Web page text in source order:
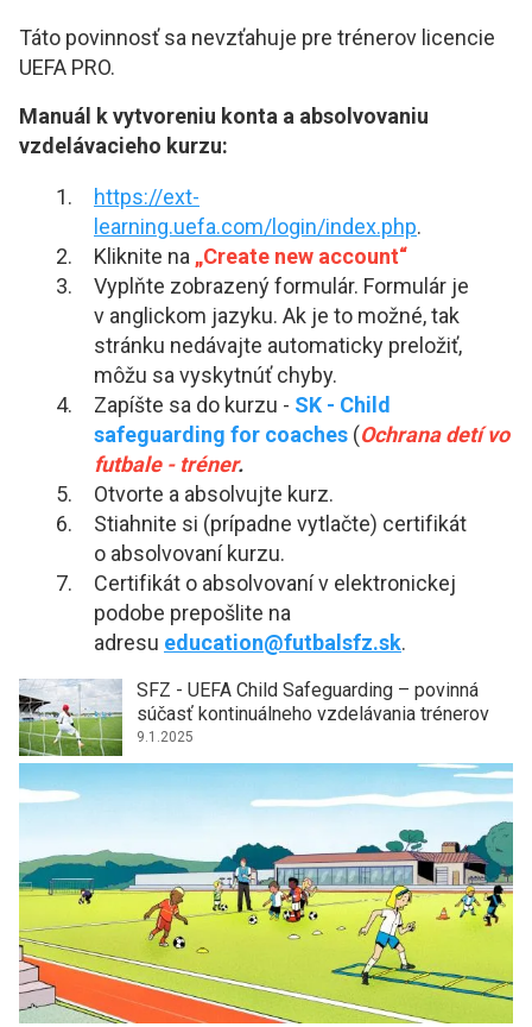
Táto povinnosť sa nevzťahuje pre trénerov licencie
UEFA PRO.
Manuál k vytvoreniu konta a absolvovaniu
vzdelávacieho kurzu:
https://ext-
learning.uefa.com/login/index.php.
Kliknite na „Create new account“
Vyplňte zobrazený formulár. Formulár je
v anglickom jazyku. Ak je to možné, tak
stránku nedávajte automaticky preložiť,
môžu sa vyskytnúť chyby.
Zapíšte sa do kurzu - SK - Child
safeguarding for coaches (Ochrana detí vo
futbale - tréner.
Otvorte a absolvujte kurz.
Stiahnite si (prípadne vytlačte) certifikát
o absolvovaní kurzu.
Certifikát o absolvovaní v elektronickej
podobe prepošlite na
adresu education@futbalsfz.sk.
SFZ - UEFA Child Safeguarding – povinná
súčasť kontinuálneho vzdelávania trénerov
9.1.2025